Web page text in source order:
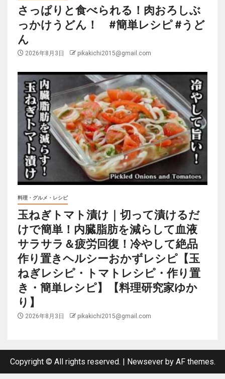
さっぱりと食べられる！肉おろしぶ
っかけうどん！ #簡単レシピ #うど
ん
2026年8月3日 pikakichi2015@gmail.com
料理・グルメ・レシピ
玉ねぎトマト漬け｜切って漬けるだ
けで簡単！内臓脂肪を減らして血液
サラサラ＆疲労回復！冷やして絶品
作り置きヘルシーおかずレシピ【玉
ねぎレシピ・トマトレシピ・作り置
き・簡単レシピ】【料理研究家ゆか
り】
2026年8月3日 pikakichi2015@gmail.com
Copyright © All rights reserved. | Newseverby AF themes.